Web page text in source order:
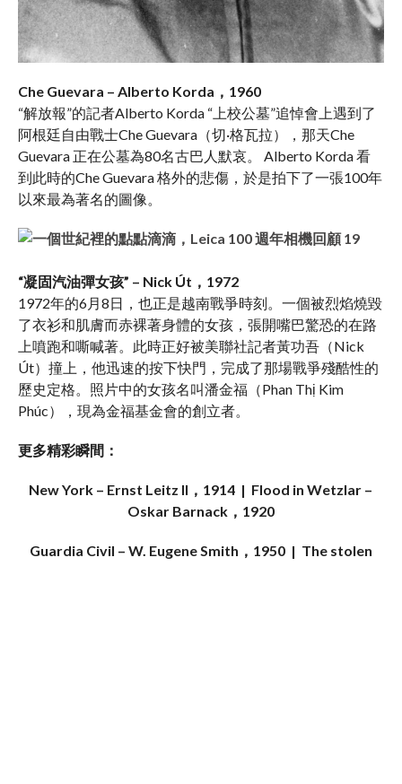
Che Guevara – Alberto Korda，1960
“解放報”的記者Alberto Korda “上校公墓”追悼會上遇到了
阿根廷自由戰士Che Guevara（切·格瓦拉），那天Che
Guevara 正在公墓為80名古巴人默哀。 Alberto Korda 看
到此時的Che Guevara 格外的悲傷，於是拍下了一張100年
以來最為著名的圖像。
“凝固汽油彈女孩” – Nick Út，1972
1972年的6月8日，也正是越南戰爭時刻。一個被烈焰燒毀
了衣衫和肌膚而赤裸著身體的女孩，張開嘴巴驚恐的在路
上噴跑和嘶喊著。此時正好被美聯社記者黃功吾（Nick
Út）撞上，他迅速的按下快門，完成了那場戰爭殘酷性的
歷史定格。照片中的女孩名叫潘金福（Phan Thị Kim
Phúc），現為金福基金會的創立者。
更多精彩瞬間：
New York – Ernst Leitz II，1914 | Flood in Wetzlar –
Oskar Barnack，1920
Guardia Civil – W. Eugene Smith，1950| The stolen